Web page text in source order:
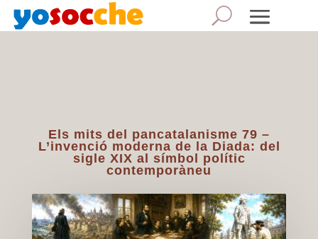
Els mits del pancatalanisme 79 –
L’invenció moderna de la Diada: del
sigle XIX al símbol polític
contemporàneu